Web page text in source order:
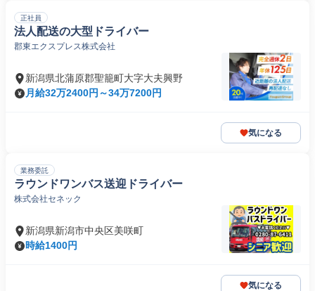
正社員
法人配送の大型ドライバー
郡東エクスプレス株式会社
新潟県北蒲原郡聖籠町大字大夫興野
月給32万2400円～34万7200円
気になる
業務委託
ラウンドワンバス送迎ドライバー
株式会社セネック
新潟県新潟市中央区美咲町
時給1400円
気になる